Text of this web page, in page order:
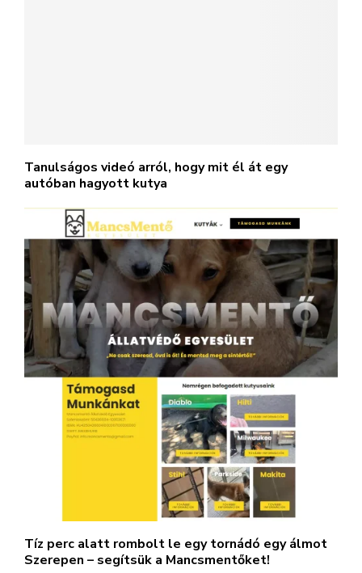
Tanulságos videó arról, hogy mit él át egy
autóban hagyott kutya
Tíz perc alatt rombolt le egy tornádó egy álmot
Szerepen – segítsük a Mancsmentőket!